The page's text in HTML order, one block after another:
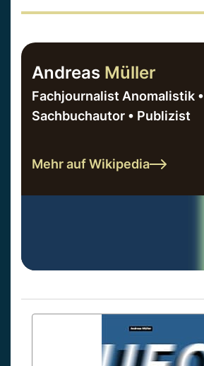
Andreas Müller
Fachjournalist Anomalistik •
Sachbuchautor • Publizist
Mehr auf Wikipedia